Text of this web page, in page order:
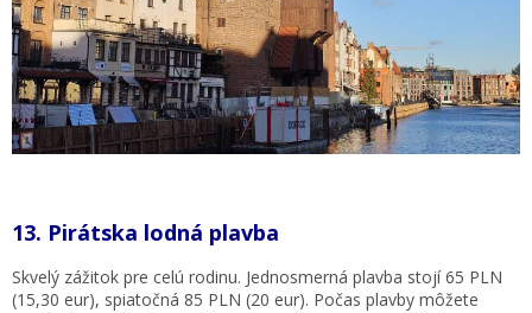
13. Pirátska lodná plavba
Skvelý zážitok pre celú rodinu. Jednosmerná plavba stojí 65 PLN
(15,30 eur), spiatočná 85 PLN (20 eur). Počas plavby môžete